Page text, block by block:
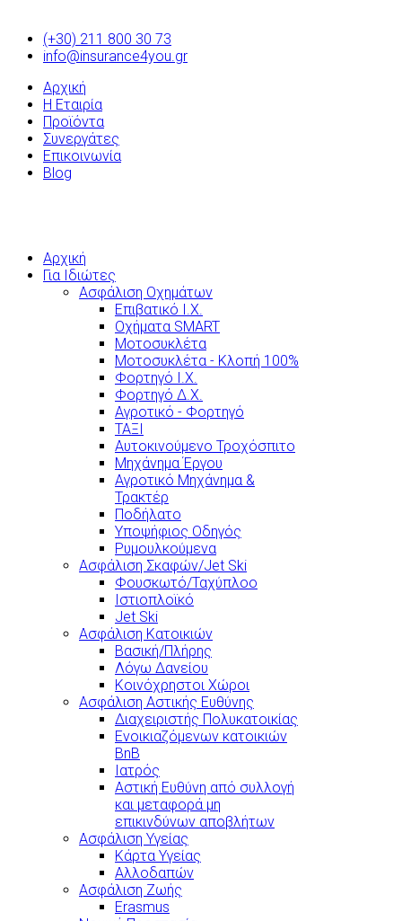
(+30) 211 800 30 73
info@insurance4you.gr
Αρχική
Η Εταιρία
Προϊόντα
Συνεργάτες
Επικοινωνία
Blog
Αρχική
Για Ιδιώτες
Ασφάλιση Οχημάτων
Επιβατικό Ι.Χ.
Οχήματα SMART
Μοτοσυκλέτα
Μοτοσυκλέτα - Κλοπή 100%
Φορτηγό Ι.Χ.
Φορτηγό Δ.Χ.
Αγροτικό - Φορτηγό
ΤΑΞΙ
Αυτοκινούμενο Τροχόσπιτο
Μηχάνημα Έργου
Αγροτικό Μηχάνημα &
Τρακτέρ
Ποδήλατο
Υποψήφιος Οδηγός
Ρυμουλκούμενα
Ασφάλιση Σκαφών/Jet Ski
Φουσκωτό/Ταχύπλοο
Ιστιοπλοϊκό
Jet Ski
Ασφάλιση Κατοικιών
Βασική/Πλήρης
Λόγω Δανείου
Κοινόχρηστοι Χώροι
Ασφάλιση Αστικής Ευθύνης
Διαχειριστής Πολυκατοικίας
Ενοικιαζόμενων κατοικιών
BnB
Ιατρός
Αστική Ευθύνη από συλλογή
και μεταφορά μη
επικινδύνων αποβλήτων
Ασφάλιση Υγείας
Κάρτα Υγείας
Αλλοδαπών
Ασφάλιση Ζωής
Erasmus